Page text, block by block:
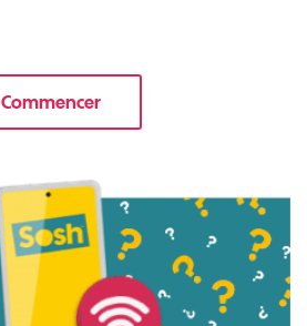
Commencerle tuto pour Sécuriser votre